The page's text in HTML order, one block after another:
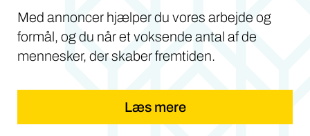
Med annoncer hjælper du vores arbejde og
formål, og du når et voksende antal af de
mennesker, der skaber fremtiden.
Læs mere